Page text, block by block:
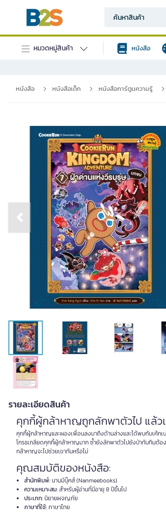
หมวดหมู่สินค้า หนังสือ
หนังสือ หนังสือเด็ก หนังสือการ์ตูนความรู้
Previous slide
รายละเอียดสินค้า
คุกกี้ผู้กล้าหาญถูกลักพาตัวไป แล้วเ
คุกกี้ผู้กล้าหาญและผองเพื่อนลงมาถึงด้านล่างและได้พบกับเค้กเ
โกรธเกลียดคุกกี้ผู้กล้าหาญมาก ซ้ำยังลักพาตัวไปยังป่าทับทิมต้
กล้าหาญจะไปช่วยเขาทันหรือไม่
คุณสมบัติของหนังสือ:
สำนักพิมพ์:นานมีบุ๊คส์ (Nanmeebooks)
ความเหมาะสม:สำหรับผู้อ่านที่มีอายุ 8 ปีขึ้นไป
ประเภท:นิยายผจญภัย
ภาษาที่ใช้:ภาษาไทย